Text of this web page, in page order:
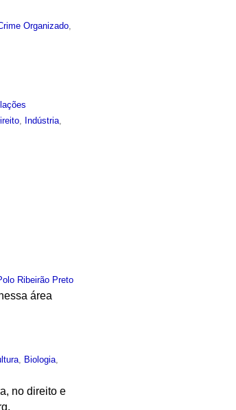
Organizado
, Indústria,
Ribeirão Preto
área
Biologia
no direito e